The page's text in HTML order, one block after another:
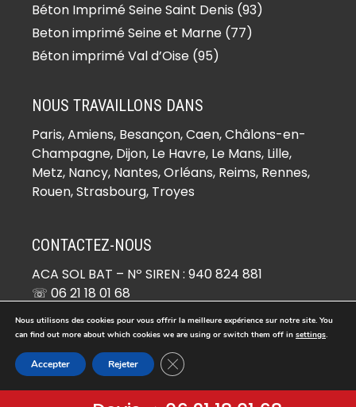
Béton imprimé Blaru (78270)
Béton imprimé Boinville-en-Mantois
(78930)
(78660)
Béton imprimé Bois-d’Arcy (78390)
Béton imprimé Boissets (78910)
Béton imprimé Boissy-Mauvoisin
(78490)
Béton imprimé Bonnelles (78830)
Béton imprimé Bonnières-sur-Seine
(78270)
Béton imprimé Bouafle (78410)
Béton imprimé Bougival (78380)
Béton imprimé Bourdonné (78113)
Béton Imprimé Seine Saint Denis (93)
Beton imprimé Seine et Marne (77)
Béton imprimé Val d’Oise (95)
NOUS TRAVAILLONS DANS
Paris,Amiens, Besançon, Caen, Châlons-en-
Champagne, Dijon, Le Havre, Le Mans, Lille,
Metz, Nancy, Nantes, Orléans, Reims, Rennes,
Rouen, Strasbourg, Troyes
CONTACTEZ-NOUS
ACA SOL BAT – Nº SIREN : 940 824 881
☏ 06 21 18 01 68
26 RUE DE COCAGNE 95670 MARLY-LA-VILLE
© Copyright 2026 -Béton Imprimé
Nous utilisons des cookies pour vous offrir la meilleure expérience sur notre site. You
can find out more about which cookies we are using or switch them off in settings.
Accepter Rejeter Fermer la bannière des cookies